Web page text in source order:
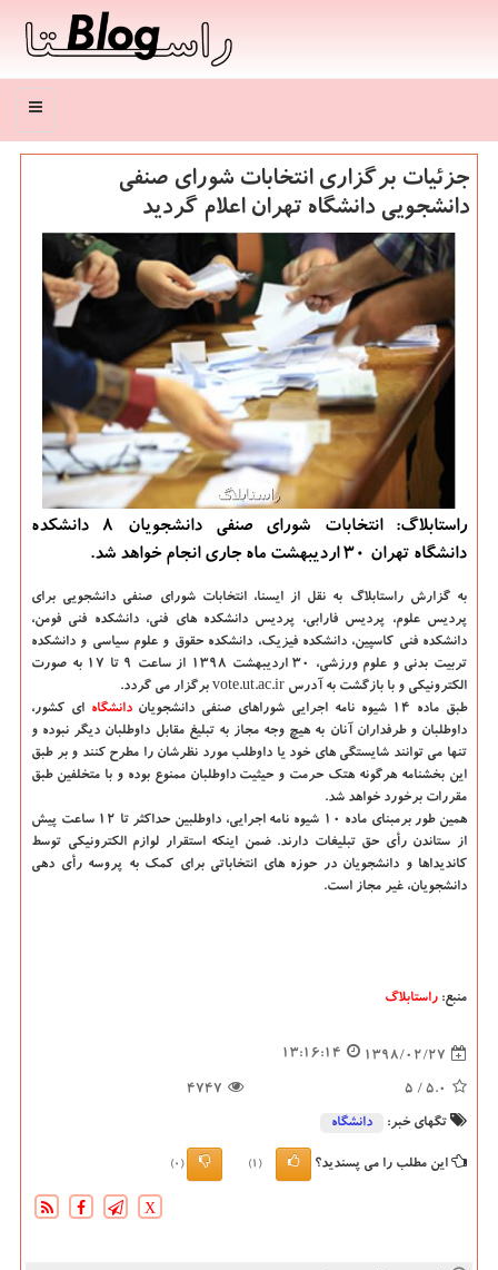
منو
جزئیات برگزاری انتخابات شورای صنفی
دانشجویی دانشگاه تهران اعلام گردید
راستابلاگ: انتخابات شورای صنفی دانشجویان 8 دانشكده
دانشگاه تهران 30 اردیبهشت ماه جاری انجام خواهد شد.
به گزارش راستابلاگ به نقل از ایسنا،انتخابات شورای صنفی دانشجویی برای
پردیس علوم، پردیس فارابی، پردیس دانشكده های فنی، دانشكده فنی فومن،
دانشكده فنی كاسپین، دانشكده فیزیك، دانشكده حقوق و علوم سیاسی و دانشكده
تربیت بدنی و علوم ورزشی، ۳۰ اردیبهشت ۱۳۹۸ از ساعت ۹ تا ۱۷ به صورت
الكترونیكی و با بازگشت به آدرس vote.ut.ac.ir برگزار می گردد.
طبق ماده ۱۴ شیوه نامه اجرایی شوراهای صنفی دانشجویان
دانشگاه‌ ای كشور،
داوطلبان و طرفداران آنان به هیچ وجه مجاز به تبلیغ مقابل داوطلبان دیگر نبوده و
تنها می توانند شایستگی های خود یا داوطلب مورد نظرشان را مطرح كنند و بر طبق
این بخشنامه هرگونه هتك حرمت و حیثیت داوطلبان ممنوع بوده و با متخلفین طبق
مقررات برخورد خواهد شد.
همین طور برمبنای ماده ۱۰ شیوه نامه اجرایی، داوطلبین حداكثر تا ۱۲ ساعت پیش
از ستاندن رأی حق تبلیغات دارند. ضمن اینكه استقرار لوازم الكترونیكی توسط
كاندیداها و دانشجویان در حوزه های انتخاباتی برای كمك به پروسه رأی دهی
دانشجویان، غیر مجاز است.
منبع: راستابلاگ
1398/02/27
13:16:14
5.0
/ 5
4747
تگهای خبر: دانشگاه‌
این مطلب را می پسندید؟ (1)
(0)
X